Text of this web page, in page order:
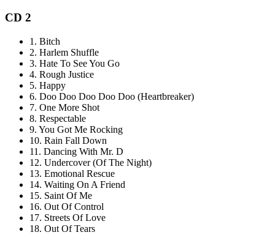
CD 2
1. Bitch
2. Harlem Shuffle
3. Hate To See You Go
4. Rough Justice
5. Happy
6. Doo Doo Doo Doo Doo (Heartbreaker)
7. One More Shot
8. Respectable
9. You Got Me Rocking
10. Rain Fall Down
11. Dancing With Mr. D
12. Undercover (Of The Night)
13. Emotional Rescue
14. Waiting On A Friend
15. Saint Of Me
16. Out Of Control
17. Streets Of Love
18. Out Of Tears